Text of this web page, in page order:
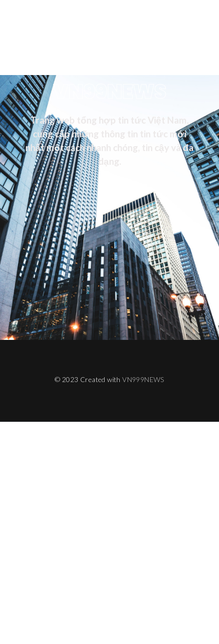
VN99NEWS
Trang web tổng hợp tin tức Việt Nam,
cung cấp những thông tin tin tức mới
nhất một cách nhanh chóng, tin cậy và đa
dạng.
© 2023 Created withVN999NEWS